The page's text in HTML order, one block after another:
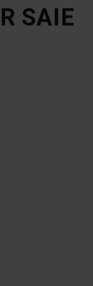
SAIE